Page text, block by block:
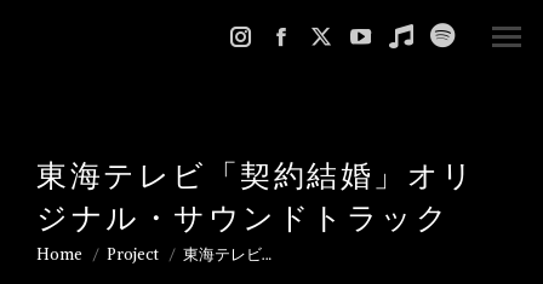
Instagram
new
window
Facebook
new
window
X
new
window
YouTube
new
window
Music
new
window
Spotify
new
window
東海テレビ「契約結婚」オリ
ジナル・サウンドトラック
You are here:
Home Project 東海テレビ…